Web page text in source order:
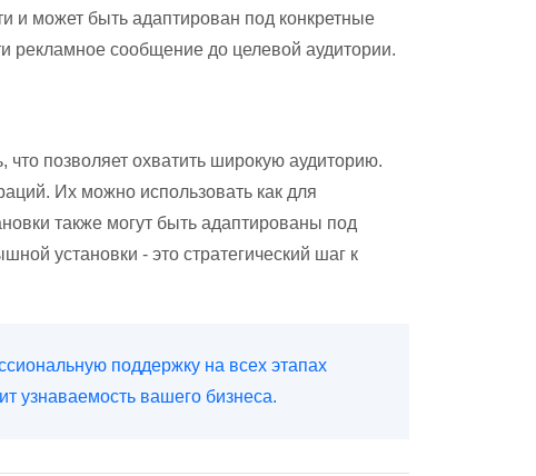
может быть адаптирован под конкретные
рекламное сообщение до целевой аудитории.
позволяет охватить широкую аудиторию.
Их можно использовать как для
также могут быть адаптированы под
установки - это стратегический шаг к
поддержку на всех этапах
узнаваемость вашего бизнеса.